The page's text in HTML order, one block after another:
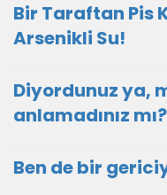
Bir Taraftan Pis
Arsenikli Su!
Diyordunuz ya,
anlamadınız mı?
Ben de bir